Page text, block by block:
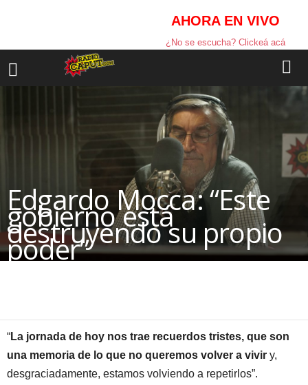
AHORA EN VIVO
¿No se escucha? Clickeá acá
Edgardo Mocca: “Este
gobierno está
destruyendo su propio
poder”
“La jornada de hoy nos trae recuerdos tristes, que son
una memoria de lo que no queremos volver a vivir y,
desgraciadamente, estamos volviendo a repetirlos”.